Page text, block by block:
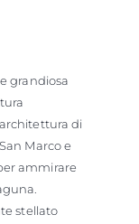
grandiosa
di
Marco e
ammirare
stellato